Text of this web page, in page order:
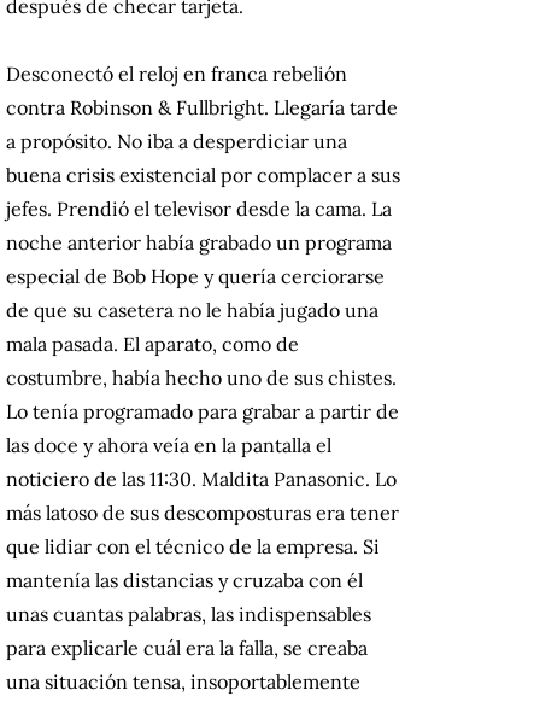
después de checar tarjeta.
Desconectó el reloj en franca rebelión
contra Robinson & Fullbright. Llegaría tarde
a propósito. No iba a desperdiciar una
buena crisis existencial por complacer a sus
jefes. Prendió el televisor desde la cama. La
noche anterior había grabado un programa
especial de Bob Hope y quería cerciorarse
de que su casetera no le había jugado una
mala pasada. El aparato, como de
costumbre, había hecho uno de sus chistes.
Lo tenía programado para grabar a partir de
las doce y ahora veía en la pantalla el
noticiero de las 11:30. Maldita Panasonic. Lo
más latoso de sus descomposturas era tener
que lidiar con el técnico de la empresa. Si
mantenía las distancias y cruzaba con él
unas cuantas palabras, las indispensables
para explicarle cuál era la falla, se creaba
una situación tensa, insoportablemente